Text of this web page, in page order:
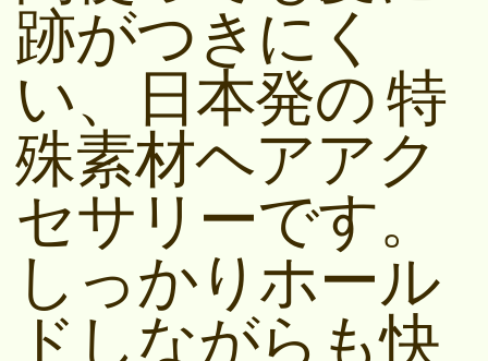
跡がつきにく
い、日本発の 特
殊素材ヘアアク
セサリーです。
しっかりホール
ドしながらも快